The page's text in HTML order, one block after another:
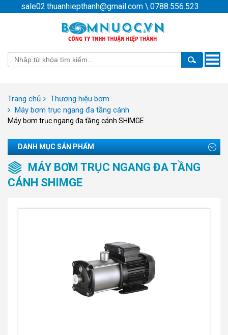
sale02.thuanhiepthanh@gmail.com \ 0788.556.523
Toggle
Trang chủ
Thương hiệu bơm
Máy bơm trục ngang đa tầng cánh
Máy bơm trục ngang đa tầng cánh SHIMGE
DANH MỤC SẢN PHẨM
MÁY BƠM TRỤC NGANG ĐA TẦNG
CÁNH SHIMGE